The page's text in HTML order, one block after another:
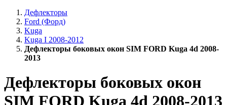
Дефлекторы
Ford (Форд)
Kuga
Kuga I 2008-2012
Дефлекторы боковых окон SIM FORD Kuga 4d 2008-
2013
Дефлекторы боковых окон
SIM FORD Kuga 4d 2008-2013